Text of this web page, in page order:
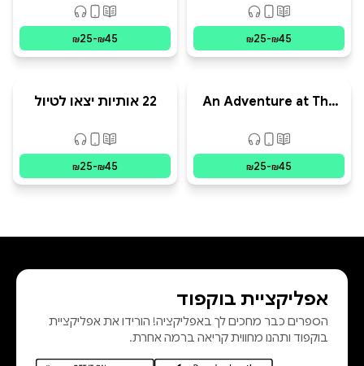
פורמטים זמינים
מודפס, דיגיטלי, קולי
₪25-₪45
פורמטים זמינים
₪25-₪45
An Adventure at The
פורמטים זמינים
מודפס, דיגיטלי, קולי
₪25-₪45
22 אותיות יצאו לטיול
פורמטים זמינים
₪25-₪45
אפליקציית בוקפוד
הספרים כבר מחכים לך באפליקציה! הורידו את אפליקציית
בוקפוד ותהנו מחווית קריאה ברמה אחרת.